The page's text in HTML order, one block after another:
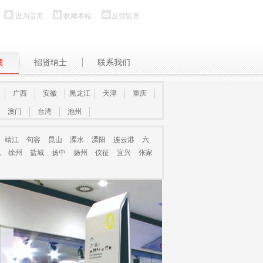
设为首页 收藏本站 反馈留言
招贤纳士 联系我们
广西 安徽 黑龙江 天津 重庆
澳门 台湾 池州
靖江 句容 昆山 溧水 溧阳 连云港
六
徐州 盐城 扬中 扬州 仪征 宜兴 张家